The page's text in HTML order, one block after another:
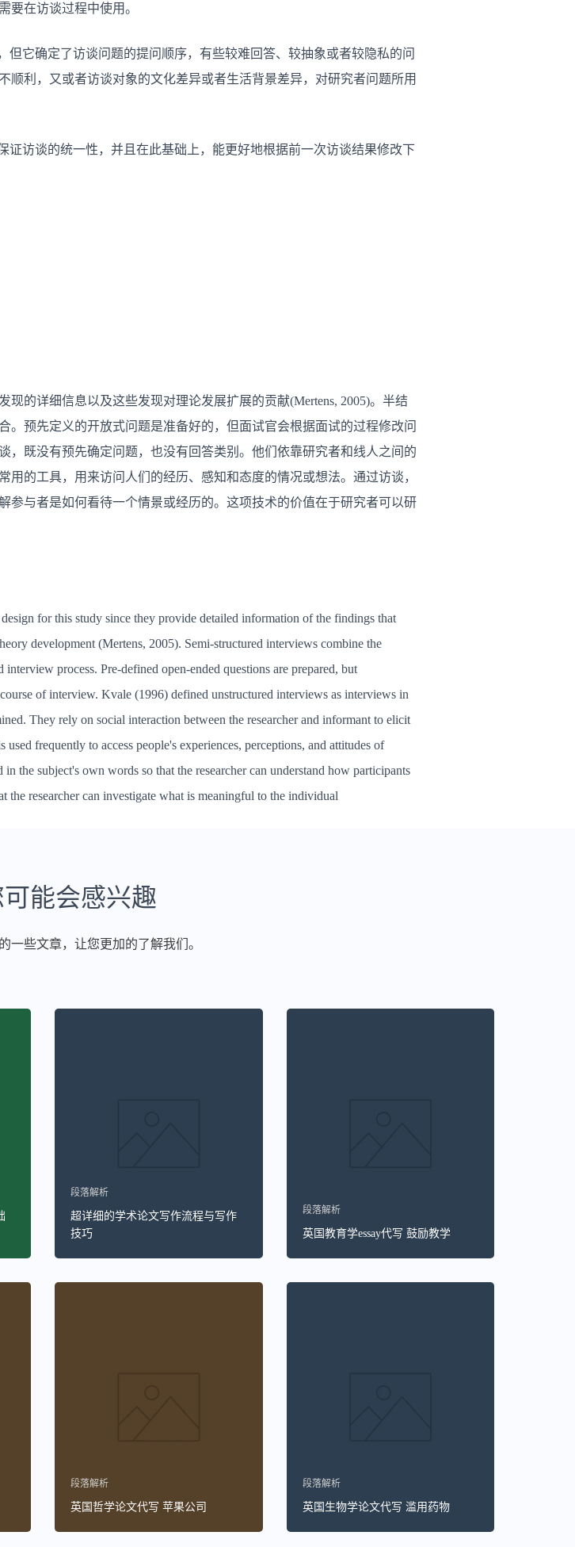
要在访谈过程中使用。
但它确定了访谈问题的提问顺序，有些较难回答、较抽象或者较隐私的问
利，又或者访谈对象的文化差异或者生活背景差异，对研究者问题所用
证访谈的统一性，并且在此基础上，能更好地根据前一次访谈结果修改下
的详细信息以及这些发现对理论发展扩展的贡献(Mertens, 2005)。半结
预先定义的开放式问题是准备好的，但面试官会根据面试的过程修改问
，既没有预先确定问题，也没有回答类别。他们依靠研究者和线人之间的
用的工具，用来访问人们的经历、感知和态度的情况或想法。通过访谈，
参与者是如何看待一个情景或经历的。这项技术的价值在于研究者可以研
for this study since they provide detailed information of the findings that
development (Mertens, 2005). Semi-structured interviews combine the
process. Pre-defined open-ended questions are prepared, but
of interview. Kvale (1996) defined unstructured interviews as interviews in
They rely on social interaction between the researcher and informant to elicit
frequently to access people's experiences, perceptions, and attitudes of
the subject's own words so that the researcher can understand how participants
researcher can investigate what is meaningful to the individual
能会感兴趣
一些文章，让您更加的了解我们。
段落解析
超详细的学术论文写作流程与写作
技巧
段落解析
英国教育学essay代写 鼓励教学
段落解析
英国哲学论文代写 苹果公司
段落解析
英国生物学论文代写 滥用药物